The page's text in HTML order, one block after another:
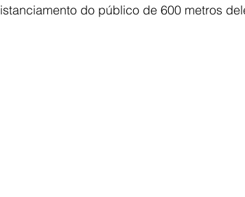
do público de 600 metros